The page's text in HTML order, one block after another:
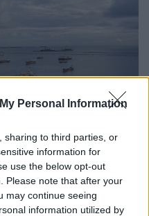
Personal Information
sharing to third parties, or
information for
use the below opt-out
Please note that after your
may continue seeing
information utilized by
Államoknak:
ország a Hormuzi-